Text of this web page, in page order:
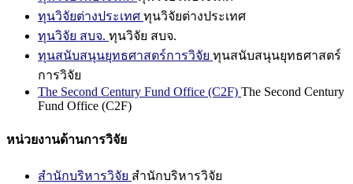
ทุนวิจัยต่างประเทศ ทุนวิจัยต่างประเทศ
ทุนวิจัย สบจ. ทุนวิจัย สบจ.
ทุนสนับสนุนยุทธศาสตร์การวิจัย ทุนสนับสนุนยุทธศาสตร์
การวิจัย
The Second Century Fund Office (C2F) The Second Century
Fund Office (C2F)
หน่วยงานด้านการวิจัย
สำนักบริหารวิจัย สำนักบริหารวิจัย